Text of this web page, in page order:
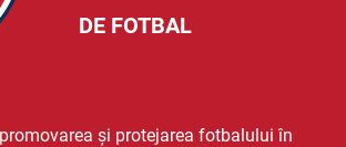
DE FOTBAL
și protejarea fotbalului în